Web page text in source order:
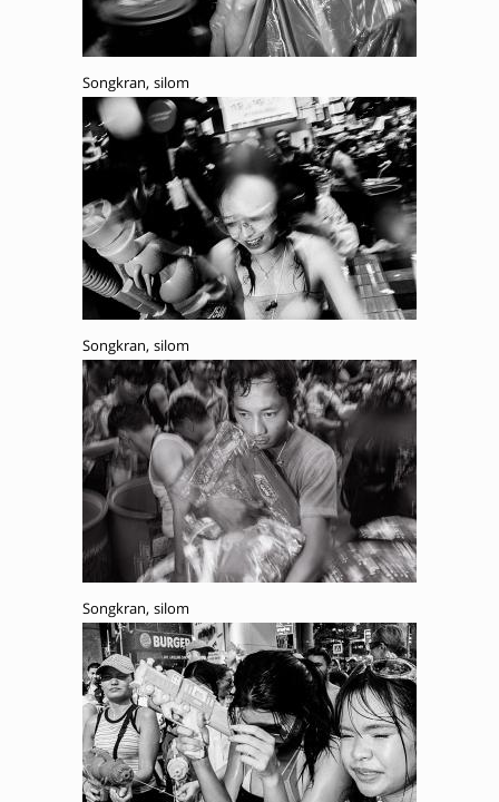
Songkran, silom
Songkran, silom
Songkran, silom